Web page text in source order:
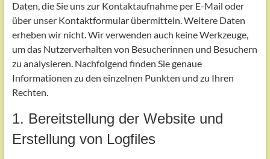
Daten, die Sie uns zur Kontaktaufnahme per E-Mail oder
über unser Kontaktformular übermitteln. Weitere Daten
erheben wir nicht. Wir verwenden auch keine Werkzeuge,
um das Nutzerverhalten von Besucherinnen und Besuchern
zu analysieren. Nachfolgend finden Sie genaue
Informationen zu den einzelnen Punkten und zu Ihren
Rechten.
1. Bereitstellung der Website und
Erstellung von Logfiles